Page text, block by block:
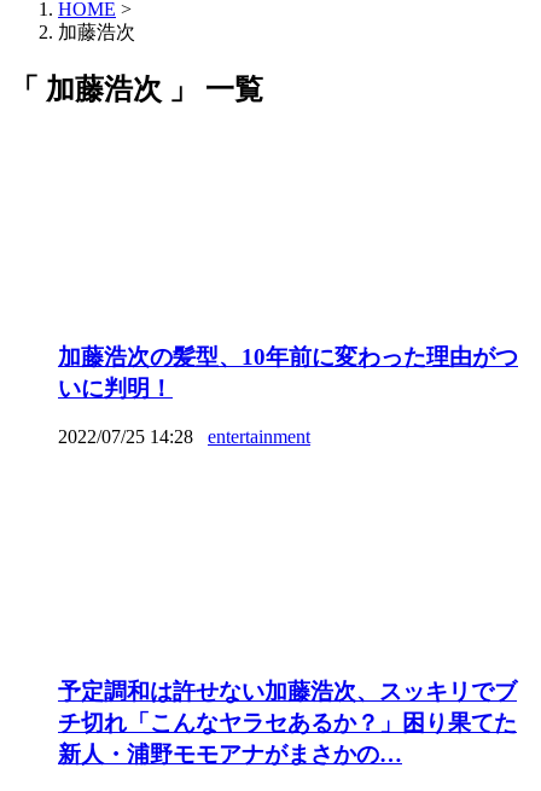
HOME >
加藤浩次
「 加藤浩次 」 一覧
加藤浩次の髪型、10年前に変わった理由がつ
いに判明！
2022/07/25 14:28 entertainment
予定調和は許せない加藤浩次、スッキリでブ
チ切れ「こんなヤラセあるか？」困り果てた
新人・浦野モモアナがまさかの…